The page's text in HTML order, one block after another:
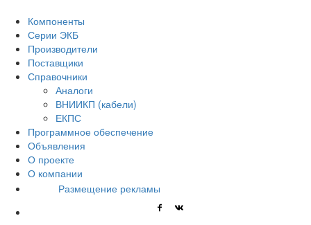
Компоненты
Серии ЭКБ
Производители
Поставщики
Справочники
Аналоги
ВНИИКП (кабели)
ЕКПС
Программное обеспечение
Объявления
О проекте
О компании
Размещение рекламы